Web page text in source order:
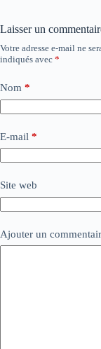
Laisser un
Votre adresse e-mail ne
indiqués avec *
Nom *
E-mail *
Site web
Ajouter un